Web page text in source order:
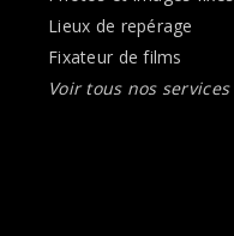
Lieux de repérage
Fixateur de films
Voir tous nos services